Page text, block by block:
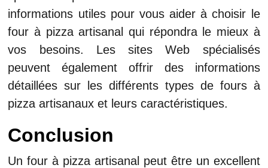
informations utiles pour vous aider à choisir le
four à pizza artisanal qui répondra le mieux à
vos besoins. Les sites Web spécialisés
peuvent également offrir des informations
détaillées sur les différents types de fours à
pizza artisanaux et leurs caractéristiques.
Conclusion
Un four à pizza artisanal peut être un excellent